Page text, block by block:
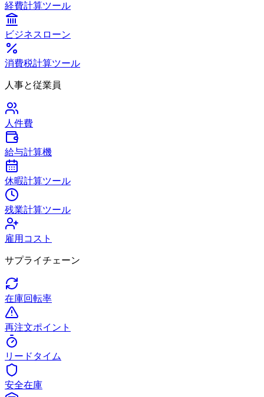
経費計算ツール
ビジネスローン
消費税計算ツール
人事と従業員
人件費
給与計算機
休暇計算ツール
残業計算ツール
雇用コスト
サプライチェーン
在庫回転率
再注文ポイント
リードタイム
安全在庫